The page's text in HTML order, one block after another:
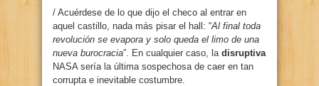
/ Acuérdese de lo que dijo el checo al entrar en
aquel castillo, nada más pisar el hall: “Al final toda
revolución se evapora y solo queda el limo de una
nueva burocracia”. En cualquier caso, la disruptiva
NASA sería la última sospechosa de caer en tan
corrupta e inevitable costumbre.